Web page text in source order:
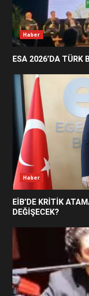
4
5
6
Haber
ESA 2026’DA TÜRK
Haber
EİB’DE KRİTİK
DEĞİŞECEK?